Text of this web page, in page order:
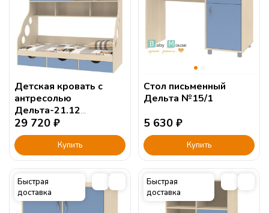
Детская кровать с
антресолью
Дельта-21.12
190х90см.
29 720 ₽
Купить
Стол письменный
Дельта №15/1
5 630 ₽
Купить
Быстрая
доставка
Быстрая
доставка